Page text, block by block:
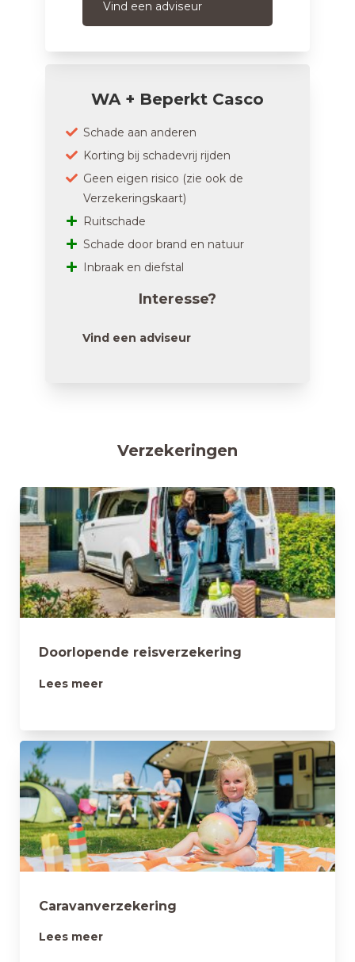
Vind een adviseur
WA + Beperkt Casco
Schade aan anderen
Korting bij schadevrij rijden
Geen eigen risico (zie ook de
Verzekeringskaart)
Ruitschade
Schade door brand en natuur
Inbraak en diefstal
Interesse?
Vind een adviseur
Verzekeringen
Doorlopende reisverzekering
Lees meer
Caravanverzekering
Lees meer